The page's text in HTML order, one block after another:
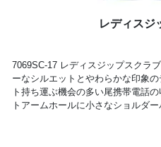
レディスジ
7069SC-17 レディスジップスクラ
ーなシルエットとやわらかな印象
ト持ち運ぶ機会の多い尾携帯電話
トアームホールに小さなショルダ